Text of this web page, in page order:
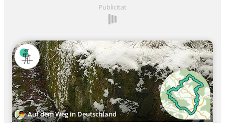
Publicitat
Auf dem Weg in Deutschland